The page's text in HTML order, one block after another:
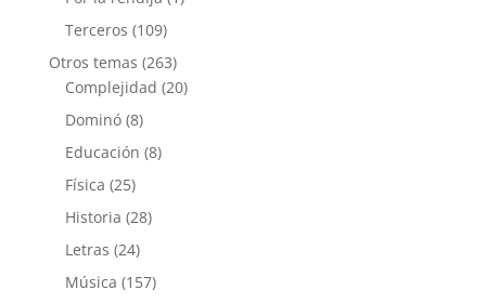
Terceros (109)
Otros temas (263)
Complejidad (20)
Dominó(8)
Educación (8)
Física (25)
Historia (28)
Letras (24)
Música (157)